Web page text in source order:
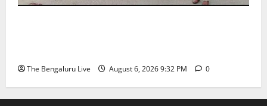
The Bengaluru Live August 6, 2026 9:32 PM 0